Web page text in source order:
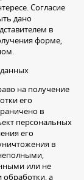
Согласие
дано
в
форме,
на получение
его
в
персональных
его
в
или не
обработки, а